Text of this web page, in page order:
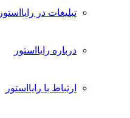
تبلیغات در رایااستور
درباره رایااستور
ارتباط با رایااستور